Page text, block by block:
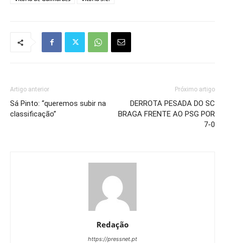
Artigo anterior
Sá Pinto: “queremos subir na
classificação”
Próximo artigo
DERROTA PESADA DO SC
BRAGA FRENTE AO PSG POR
7-0
Redação
https://pressnet.pt